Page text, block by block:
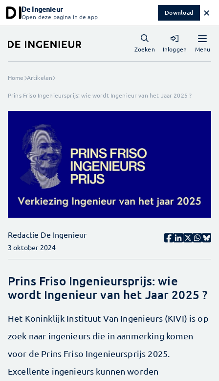
De Ingenieur
Open deze pagina in de app Download ✕
Menu
Zoeken Inloggen
Home Artikelen
Prins Friso Ingenieursprijs: wie wordt Ingenieur van het Jaar 2025 ?
Redactie De Ingenieur
3 oktober 2024
Prins Friso Ingenieursprijs: wie
wordt Ingenieur van het Jaar 2025 ?
Het Koninklijk Instituut Van Ingenieurs (KIVI) is op
zoek naar ingenieurs die in aanmerking komen
voor de Prins Friso Ingenieursprijs 2025.
Excellente ingenieurs kunnen worden